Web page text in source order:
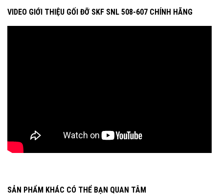
VIDEO GIỚI THIỆU GỐI ĐỠ SKF SNL 508-607 CHÍNH HÃNG
SẢN PHẨM KHÁC CÓ THỂ BẠN QUAN TÂM